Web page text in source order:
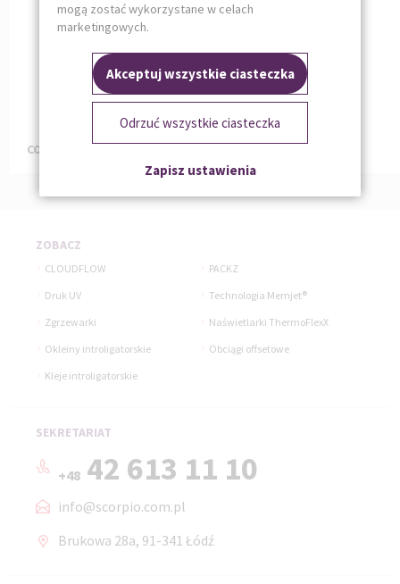
CONCENTRA 130-4 / 130-6
ZOBACZ
CLOUDFLOW
PACKZ
Druk UV
Technologia Memjet®
Zgrzewarki
Naświetlarki ThermoFlexX
Okleiny introligatorskie
Obciągi offsetowe
Kleje introligatorskie
SEKRETARIAT
+48 42 613 11 10
info@scorpio.com.pl
Brukowa 28a, 91-341 Łódź
mogą zostać wykorzystane w celach
marketingowych.
Akceptuj wszystkie ciasteczka
Odrzuć wszystkie ciasteczka
Zapisz ustawienia